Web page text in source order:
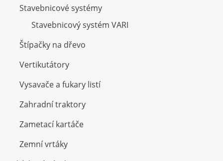
Stavebnicové systémy
Stavebnicový systém VARI
Štípačky na dřevo
Vertikutátory
Vysavače a fukary listí
Zahradní traktory
Zametací kartáče
Zemní vrtáky